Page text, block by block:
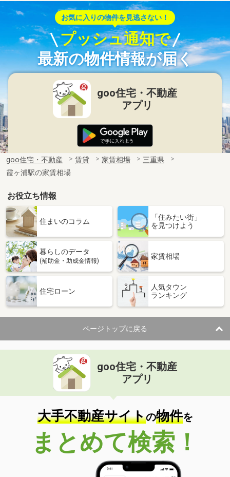
お気に入りの物件を見逃さない！
プッシュ通知で
最新の物件情報が届く
goo住宅・不動産
アプリ
goo住宅・不動産 賃貸 家賃相場
三重県
霞ヶ浦駅の家賃相場
お役立ち情報
住まいのコラム
「住みたい街」
を見つけよう
暮らしのデータ
(補助金・助成金情報)
家賃相場
住宅ローン
人気タウン
ランキング
ページトップに戻る
goo住宅・不動産
アプリ
大手不動産サイトの物件を
まとめて検索！